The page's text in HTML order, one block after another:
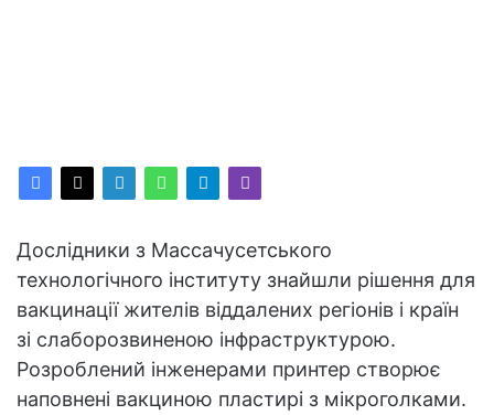
Дослідники з Массачусетського
технологічного інституту знайшли рішення для
вакцинації жителів віддалених регіонів і країн
зі слаборозвиненою інфраструктурою.
Розроблений інженерами принтер створює
наповнені вакциною пластирі з мікроголками.